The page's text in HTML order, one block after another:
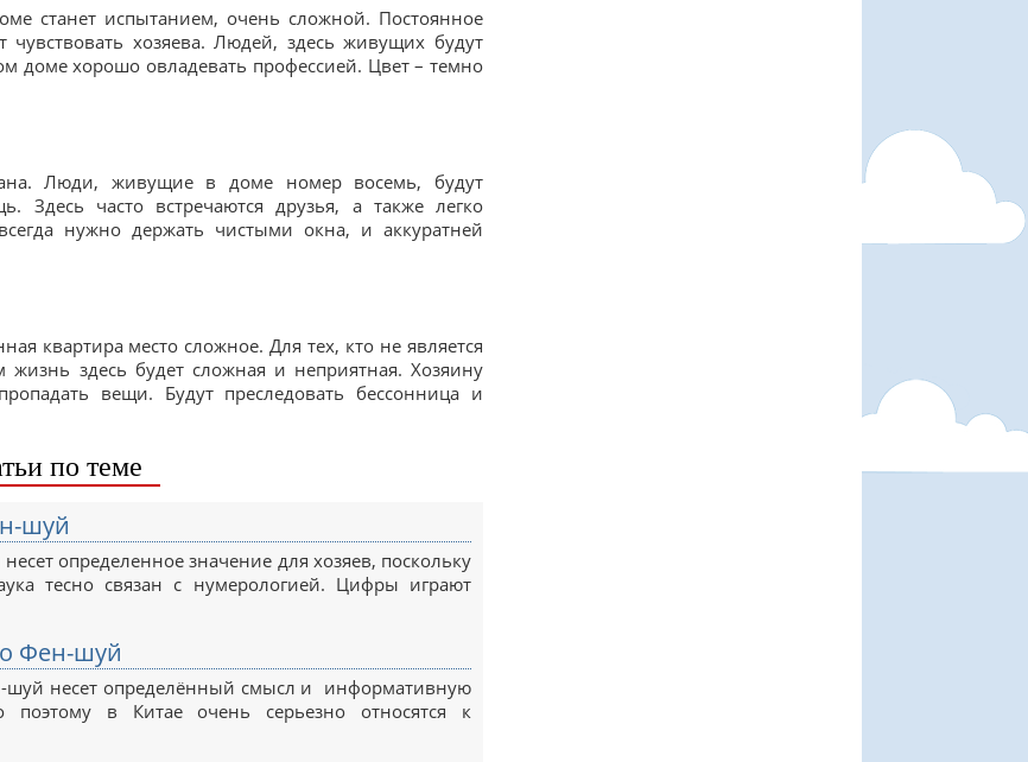
станет испытанием, очень сложной. Постоянное
хозяева. Людей, здесь живущих будут
доме хорошо овладевать профессией. Цвет – темно
Люди, живущие в доме номер восемь, будут
Здесь часто встречаются друзья, а также легко
нужно держать чистыми окна, и аккуратней
квартира место сложное. Для тех, кто не является
здесь будет сложная и неприятная. Хозяину
вещи. Будут преследовать бессонница и
по теме
шуй
определенное значение для хозяев, поскольку
тесно связан с нумерологией. Цифры играют
Фен-шуй
шуй несет определённый смысл и информативную
поэтому в Китае очень серьезно относятся к